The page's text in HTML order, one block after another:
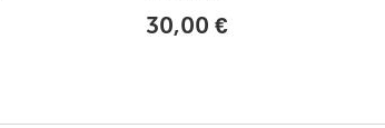
30,00 €